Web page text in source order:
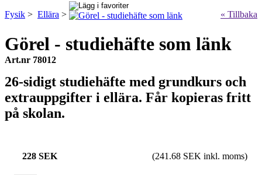
Fysik > Ellära > « Tillbaka
Görel - studiehäfte som länk
Art.nr 78012
26-sidigt studiehäfte med grundkurs och
extrauppgifter i ellära. Får kopieras fritt
på skolan.
228 SEK (241.68 SEK inkl. moms)